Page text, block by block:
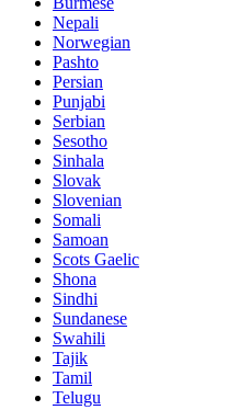
Nepali
Norwegian
Pashto
Persian
Punjabi
Serbian
Sesotho
Sinhala
Slovak
Slovenian
Somali
Samoan
Scots Gaelic
Shona
Sindhi
Sundanese
Swahili
Tajik
Tamil
Telugu